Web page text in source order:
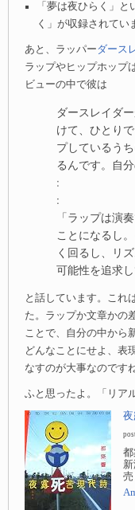
「夢は夜ひらく」
く」が収録されてい
あと、ラッパーダース
ラップやヒップホップ
ビューの中で彼は
ダースレイダ
けて、ひとり
プしているう
るんです。自
:
:
「ラップは演
ことになるし
く回るし、リ
可能性を追求
と話しています。これ
た。ラップか文章かの
ことで、自分の中から
どんなことにせよ、表
なすのが大事なのですね
ふと思ったよ。「リア
都
売